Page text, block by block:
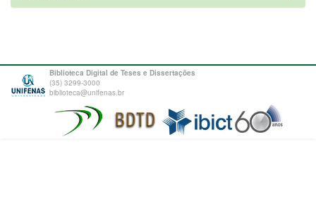
Biblioteca Digital de Teses e Dissertações
(35) 3299-3000
biblioteca@unifenas.br